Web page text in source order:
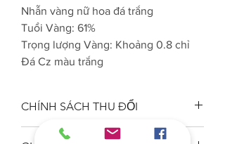
Nhẫn vàng nữ hoa đá trắng
Tuổi Vàng: 61%
Trọng lượng Vàng: Khoảng 0.8 chỉ
Đá Cz màu trắng
CHÍNH SÁCH THU ĐỔI
Công ty VJC 610 đảm bảo chất